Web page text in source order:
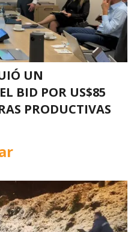
UN
BID POR US$85
PRODUCTIVAS